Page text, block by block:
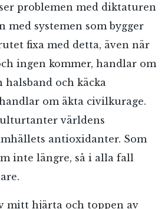
problemen med diktaturen
med systemen som bygger
fixa med detta, även när
ingen kommer, handlar om
halsband och käcka
om äkta civilkurage.
världens
antioxidanter. Som
inte längre, så i alla fall
mitt hjärta och toppen av